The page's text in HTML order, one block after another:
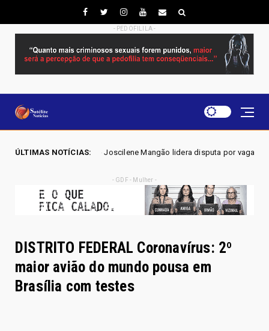
- PEDOFILILA -
ÚLTIMAS NOTÍCIAS:
- Joscilene Mangão lidera disputa por vaga na Alego em Novo Gama,
- GDF - Mulher -
DISTRITO FEDERAL Coronavírus: 2º
maior avião do mundo pousa em
Brasília com testes